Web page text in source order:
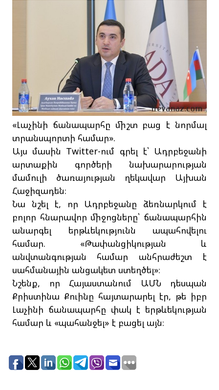
«Լաչինի ճանապարհը միշտ բաց է նորմալ
տրանսպորտի համար».
Այս մասին Twitter-ում գրել է՝ Ադրբեջանի
արտաքին գործերի նախարարության
մամուլի ծառայության ղեկավար Այխան
Հաջիզադեն։
Նա նշել է, որ Ադրբեջանը ձեռնարկում է
բոլոր հնարավոր միջոցները՝ ճանապարհին
անարգել երթևեկությունն ապահովելու
համար. «Թափանցիկության և
անվտանգության համար անհրաժեշտ է
սահմանային անցակետ ստեղծել»։
Նշենք, որ Հայաստանում ԱՄՆ դեսպան
Քրիստինա Քուինը հայտարարել էր, թե իբր
Լաչինի ճանապարհը փակ է երթևեկության
համար և «պահանջել» է բացել այն։